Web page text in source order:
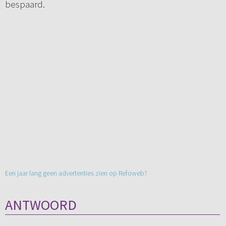
bespaard.
Een jaar lang geen advertenties zien op Refoweb?
ANTWOORD